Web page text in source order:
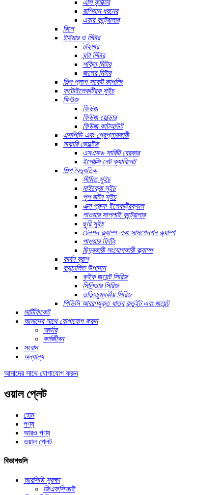
এসি কন্টাক্টর
রাশিয়ান ধরনের
এয়ার কন্ট্রোলার
রিলে
টাইমার ও মিটার
টাইমার
ঘন্টা মিটার
শক্তি মিটার
জলের মিটার
শিল্প প্লাগ সকেট কাপলিং
ফটোইলেকট্রিক সুইচ
ফিউজ
ফিউজ
ফিউজ হোল্ডার
ফিউজ কাটআউট
এসপিডি এবং গ্রেপ্তারকারী
মাঝারি ভোল্টেজ
এসএফ৬ সার্কিট ব্রেকার
ইপোক্সি নেট ক্যাবিনেট
শিল্প বৈদ্যুতিক
সীমিত সুইচ
মাইক্রো সুইচ
পুশ বাটন সুইচ
এক্স প্রুফ ইলেকট্রিক্যাল
পাওয়ার সাপ্লাই কন্ট্রোলার
ছুরি সুইচ
টেনশন ক্ল্যাম্প এবং সাসপেনশন ক্ল্যাম্প
পাওয়ার ফিটিং
ছিদ্রকারী সংযোগকারী ক্ল্যাম্প
কার্বন ব্রাশ
বায়ুচালিত উপাদান
কুইক জয়েন্ট সিরিজ
সিলিন্ডার সিরিজ
তড়িৎচুম্বকীয় সিরিজ
পিভিসি আবরণযুক্ত ধাতব কন্ডুইট এবং জয়েন্ট
সার্টিফিকেট
আমাদের সাথে যোগাযোগ করুন
অর্ডার
কর্মজীবন
সংবাদ
অন্যান্য
আমাদের সাথে যোগাযোগ করুন
ওয়াল প্লেট
হোম
পণ্য
আরও পণ্য
ওয়াল প্লেট
বিভাগগুলি
আরসিডি সুরক্ষা
জিএফসিআই